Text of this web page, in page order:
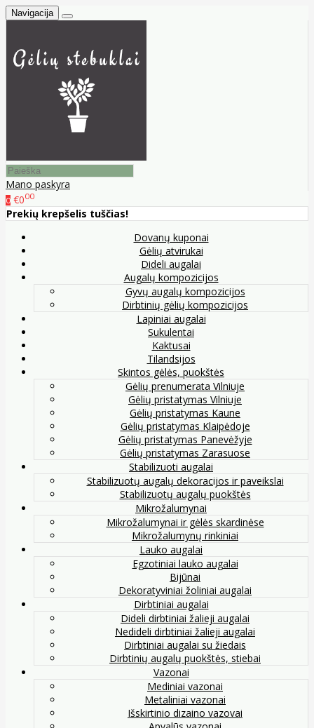
Navigacija
Mano paskyra
0 €000
Prekių krepšelis tuščias!
Dovanų kuponai
Gėlių atvirukai
Dideli augalai
Augalų kompozicijos
Gyvų augalų kompozicijos
Dirbtinių gėlių kompozicijos
Lapiniai augalai
Sukulentai
Kaktusai
Tilandsijos
Skintos gėlės, puokštės
Gėlių prenumerata Vilniuje
Gėlių pristatymas Vilniuje
Gėlių pristatymas Kaune
Gėlių pristatymas Klaipėdoje
Gėlių pristatymas Panevėžyje
Gėlių pristatymas Zarasuose
Stabilizuoti augalai
Stabilizuotų augalų dekoracijos ir paveikslai
Stabilizuotų augalų puokštės
Mikrožalumynai
Mikrožalumynai ir gėlės skardinėse
Mikrožalumynų rinkiniai
Lauko augalai
Egzotiniai lauko augalai
Bijūnai
Dekoratyviniai žoliniai augalai
Dirbtiniai augalai
Dideli dirbtiniai žalieji augalai
Nedideli dirbtiniai žalieji augalai
Dirbtiniai augalai su žiedais
Dirbtinių augalų puokštės, stiebai
Vazonai
Mediniai vazonai
Metaliniai vazonai
Išskirtinio dizaino vazovai